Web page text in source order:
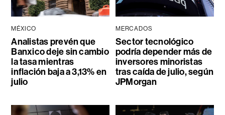
MÉXICO
Analistas prevén que
Banxico deje sin cambio
la tasa mientras
inflación baja a 3,13% en
julio
MERCADOS
Sector tecnológico
podría depender más de
inversores minoristas
tras caída de julio, según
JPMorgan